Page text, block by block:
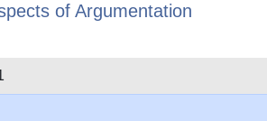
of Argumentation